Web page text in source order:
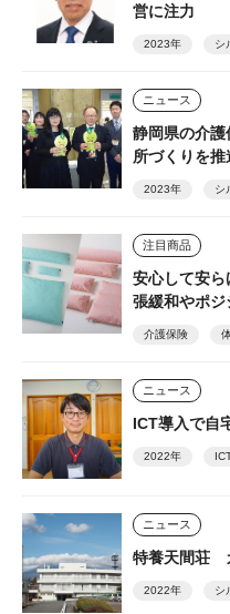
営に注力
2023年 シ
ニュース
静岡県の介
所づくりを推
2023年 シ
注目商品
安心して安
張緩和やポジ
丸井商事
介護保険
ニュース
ICT導入で自
2022年
ニュース
特養天間荘
2022年 シ